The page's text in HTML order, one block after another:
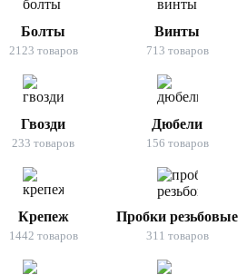
Болты
2123 товаров
Винты
713 товаров
Гвозди
233 товаров
Дюбели
156 товаров
Крепеж
1442 товаров
Пробки резьбовые
311 товаров